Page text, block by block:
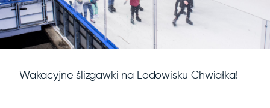
Wakacyjne ślizgawki na Lodowisku Chwiałka!